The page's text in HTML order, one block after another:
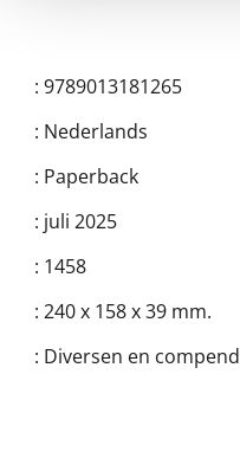
: 9789013181265
: Nederlands
: Paperback
: juli 2025
: 1458
: 240 x 158 x 39 mm.
: Diversen en